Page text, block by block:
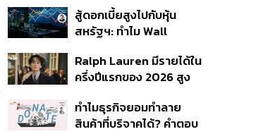
เคลื่อน-ไม่เป็นธรรม’
สู้ดอกเบี้ยสูงไปกับหุ้น
สหรัฐฯ: ทำไม Wall
คิด?
Ralph Lauren มีรายได้ใน
ครึ่งปีแรกของ 2026 สูง
ทำไมธุรกิจยอมทำลาย
สินค้าที่บริจาคได้? คำตอบ